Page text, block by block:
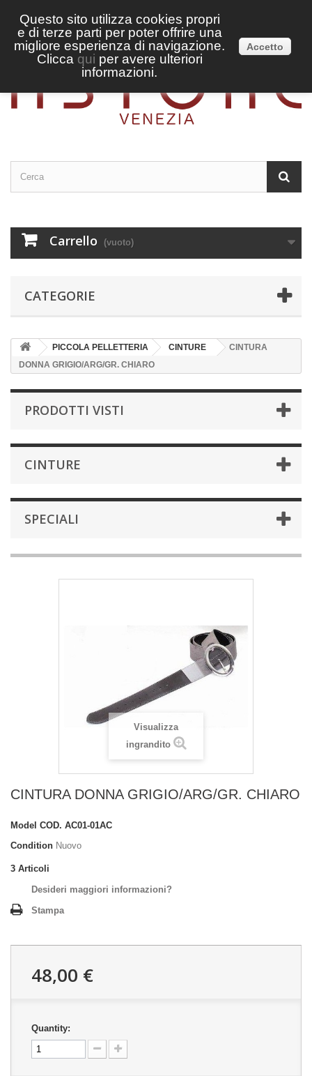
Accedi
Italiano
Carrello (vuoto)
CATEGORIE
PICCOLA PELLETTERIA CINTURE
CINTURA
DONNA GRIGIO/ARG/GR. CHIARO
PRODOTTI VISTI
CINTURE
SPECIALI
Visualizza
ingrandito
CINTURA DONNA GRIGIO/ARG/GR. CHIARO
Model COD. AC01-01AC
Condition Nuovo
3 Articoli
Desideri maggiori informazioni?
Stampa
48,00 €
Quantity:
Questo sito utilizza cookies propri
e di terze parti per poter offrire una
migliore esperienza di navigazione.
Clicca qui per avere ulteriori
informazioni.
Accetto